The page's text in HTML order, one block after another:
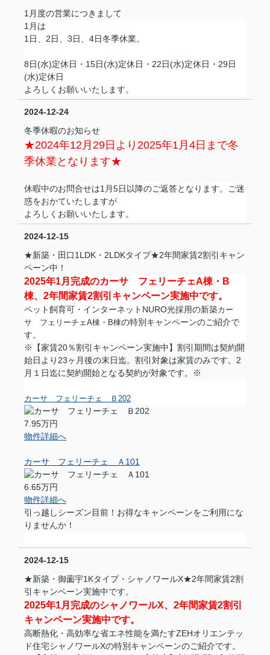
1月度の営業につきまして
1月は
1日、2日、3日、4日冬季休業。
8日(水)定休日・15日(水)定休日・22日(水)定休日・29日
(水)定休日
よろしくお願いいたします。
2024-12-24
冬季休暇のお知らせ
★2024年12月29日より2025年1月4日まで冬
季休業となります★
休暇中のお問合せは1月5日以降のご返答となります。ご迷
惑をおかていたしますが
よろしくお願いいたします。
2024-12-15
★新築・田口1LDK・2LDKタイプ★2年間家賃2割引キャン
ペーン中！
2025年1月完成のカーサ フェリーチェA棟・B
棟、2年間家賃2割引キャンペーン実施中です。
ペット飼育可・インターネットNURO光採用の新築カー
サ フェリーチェA棟・B棟の特別キャンペーンのご紹介で
す。
※【家賃20％割引キャンペーン実施中】割引期間は契約開
始日より23ヶ月後の末日迄。割引対象は家賃のみです。2
月１日迄に契約開始となる契約が対象です。※
カーサ フェリーチェ Ｂ202
7.95万円
物件詳細へ
カーサ フェリーチェ Ａ101
6.65万円
物件詳細へ
引っ越しシーズン目前！お得なキャンペーンをご利用にな
りませんか！
2024-12-15
★新築・御薗宇1Kタイプ・シャノワールX★2年間家賃2割
引キャンペーン実施中です。
2025年1月完成のシャノワールX、2年間家賃2割引
キャンペーン実施中です。
高断熱化・高効率な省エネ性能を満たすZEHオリエンテッ
ド住宅シャノワールXの特別キャンペーンのご紹介です。